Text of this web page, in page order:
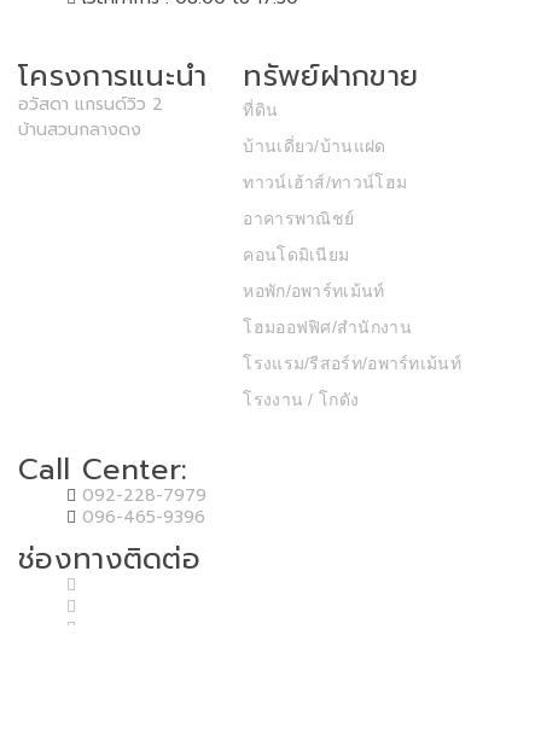
โครงการแนะนำ
อวัสดา แกรนด์วิว 2
บ้านสวนกลางดง
ทรัพย์ฝากขาย
ที่ดิน
บ้านเดี่ยว/บ้านแฝด
ทาวน์เฮ้าส์/ทาวน์โฮม
อาคารพาณิชย์
คอนโดมิเนียม
หอพัก/อพาร์ทเม้นท์
โฮมออฟฟิศ/สำนักงาน
โรงแรม/รีสอร์ท/อพาร์ทเม้นท์
โรงงาน / โกดัง
Call Center:
092-228-7979
096-465-9396
ช่องทางติดต่อ